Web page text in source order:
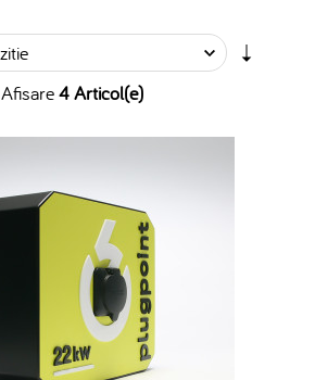
Afisare4 Articol(e)